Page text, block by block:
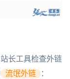
长工具检查外链
流氓外链 ：